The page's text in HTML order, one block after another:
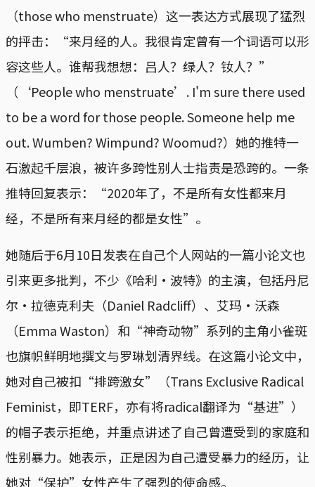
（those who menstruate）这一表达方式展现了猛烈
的抨击：“来月经的人。我很肯定曾有一个词语可以形
容这些人。谁帮我想想：吕人？绿人？钕人？”
（‘People who menstruate’. I'm sure there used
to be a word for those people. Someone help me
out. Wumben? Wimpund? Woomud?）她的推特一
石激起千层浪，被许多跨性别人士指责是恐跨的。一条
推特回复表示：“2020年了，不是所有女性都来月
经，不是所有来月经的都是女性”。
她随后于6月10日发表在自己个人网站的一篇小论文也
引来更多批判，不少《哈利·波特》的主演，包括丹尼
尔·拉德克利夫（Daniel Radcliff）、艾玛·沃森
（Emma Waston）和“神奇动物”系列的主角小雀斑
也旗帜鲜明地撰文与罗琳划清界线。在这篇小论文中，
她对自己被扣“排跨激女”（Trans Exclusive Radical
Feminist，即TERF，亦有将radical翻译为“基进”）
的帽子表示拒绝，并重点讲述了自己曾遭受到的家庭和
性别暴力。她表示，正是因为自己遭受暴力的经历，让
她对“保护”女性产生了强烈的使命感。